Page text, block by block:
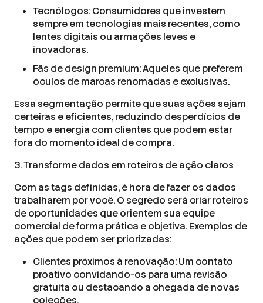
Tecnólogos: Consumidores que investem
sempre em tecnologias mais recentes, como
lentes digitais ou armações leves e
inovadoras.
Fãs de design premium: Aqueles que preferem
óculos de marcas renomadas e exclusivas.
Essa segmentação permite que suas ações sejam
certeiras e eficientes, reduzindo desperdícios de
tempo e energia com clientes que podem estar
fora do momento ideal de compra.
3. Transforme dados em roteiros de ação claros
Com as tags definidas, é hora de fazer os dados
trabalharem por você. O segredo será criar roteiros
de oportunidades que orientem sua equipe
comercial de forma prática e objetiva. Exemplos de
ações que podem ser priorizadas:
Clientes próximos à renovação: Um contato
proativo convidando-os para uma revisão
gratuita ou destacando a chegada de novas
coleções.